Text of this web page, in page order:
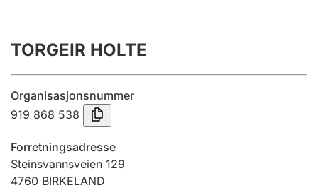
Årsregnskap
Innsending og forsinkelsesgebyr
Tinglysing
Jeger
TORGEIR HOLTE
Organisasjonsnummer
919 868 538
Forretningsadresse
Steinsvannsveien 129
4760 BIRKELAND